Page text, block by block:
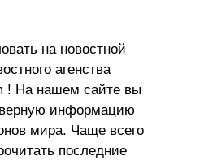
на новостной
агенства
! На нашем сайте вы
информацию
мира. Чаще всего
последние